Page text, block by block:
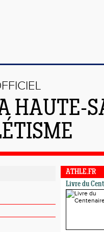
HAUTE-
ATHLE.FR
Livre du